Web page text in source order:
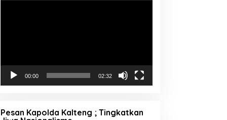
00:00 02:32
Pesan Kapolda Kalteng ; Tingkatkan